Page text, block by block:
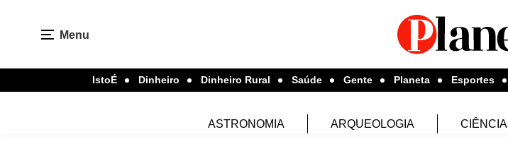
Menu
IstoÉ Dinheiro Dinheiro Rural Saúde Gente Planeta Esportes
ASTRONOMIA ARQUEOLOGIA CIÊNCIA